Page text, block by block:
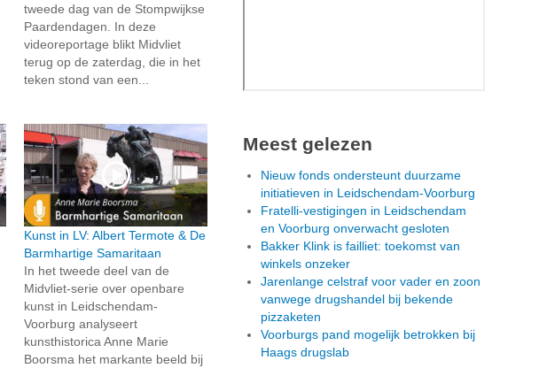
tweede dag van de Stompwijkse
Paardendagen. In deze
videoreportage blikt Midvliet
terug op de zaterdag, die in het
teken stond van een...
Kunst in LV: Albert Termote & De
Barmhartige Samaritaan
In het tweede deel van de
Midvliet-serie over openbare
kunst in Leidschendam-
Voorburg analyseert
kunsthistorica Anne Marie
Boorsma het markante beeld bij
Meest gelezen
Nieuw fonds ondersteunt duurzame
initiatieven in Leidschendam-Voorburg
Fratelli-vestigingen in Leidschendam
en Voorburg onverwacht gesloten
Bakker Klink is failliet: toekomst van
winkels onzeker
Jarenlange celstraf voor vader en zoon
vanwege drugshandel bij bekende
pizzaketen
Voorburgs pand mogelijk betrokken bij
Haags drugslab